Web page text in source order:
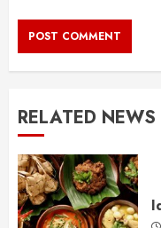
RELATED NEWS